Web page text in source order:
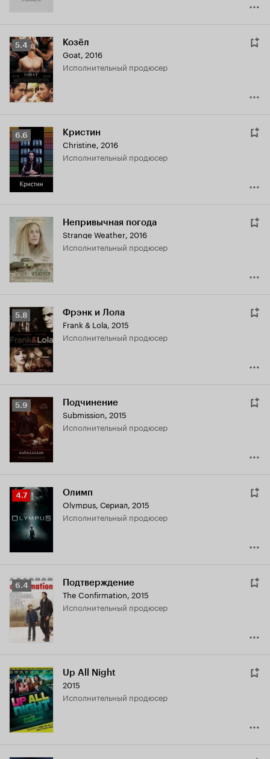
Рейтинг
Кинопоиска
5.4
5.4 Козёл
Goat, 2016
исполнительный продюсер
Рейтинг
Кинопоиска
6.6
6.6 Кристин
Christine, 2016
исполнительный продюсер
Непривычная погода
Strange Weather, 2016
исполнительный продюсер
Рейтинг
Кинопоиска
5.8
5.8 Фрэнк и Лола
Frank & Lola, 2015
исполнительный продюсер
Рейтинг
Кинопоиска
5.9
5.9 Подчинение
Submission, 2015
исполнительный продюсер
Рейтинг
Кинопоиска
4.7
4.7 Олимп
Olympus, Сериал, 2015
исполнительный продюсер
Рейтинг
Кинопоиска
6.4
6.4 Подтверждение
The Confirmation, 2015
исполнительный продюсер
Up All Night
2015
исполнительный продюсер